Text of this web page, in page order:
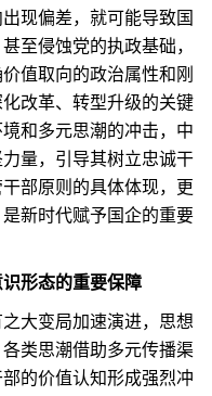
现偏差，就可能导致国
至侵蚀党的执政基础，
值取向的政治属性和刚
改革、转型升级的关键
和多元思潮的冲击，中
量，引导其树立忠诚干
部原则的具体体现，更
新时代赋予国企的重要
识形态的重要保障
大变局加速演进，思想
类思潮借助多元传播渠
的价值认知形成强烈冲